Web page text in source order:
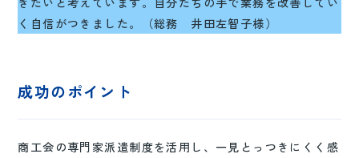
く自信がつきました。（総務 井田左智子様）
成功のポイント
商工会の専門家派遣制度を活用し、一見とっつきにくく感